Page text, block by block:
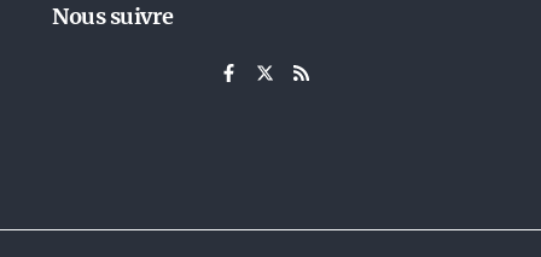
Nous suivre